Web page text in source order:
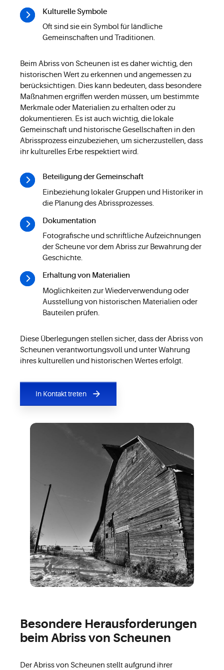
Kulturelle Symbole
Oft sind sie ein Symbol für ländliche
Gemeinschaften und Traditionen.
Beim Abriss von Scheunen ist es daher wichtig, den
historischen Wert zu erkennen und angemessen zu
berücksichtigen. Dies kann bedeuten, dass besondere
Maßnahmen ergriffen werden müssen, um bestimmte
Merkmale oder Materialien zu erhalten oder zu
dokumentieren. Es ist auch wichtig, die lokale
Gemeinschaft und historische Gesellschaften in den
Abrissprozess einzubeziehen, um sicherzustellen, dass
ihr kulturelles Erbe respektiert wird.
Beteiligung der Gemeinschaft
Einbeziehung lokaler Gruppen und Historiker in
die Planung des Abrissprozesses.
Dokumentation
Fotografische und schriftliche Aufzeichnungen
der Scheune vor dem Abriss zur Bewahrung der
Geschichte.
Erhaltung von Materialien
Möglichkeiten zur Wiederverwendung oder
Ausstellung von historischen Materialien oder
Bauteilen prüfen.
Diese Überlegungen stellen sicher, dass der Abriss von
Scheunen verantwortungsvoll und unter Wahrung
ihres kulturellen und historischen Wertes erfolgt.
In Kontakt treten
Besondere Herausforderungen
beim Abriss von Scheunen
Der Abriss von Scheunen stellt aufgrund ihrer